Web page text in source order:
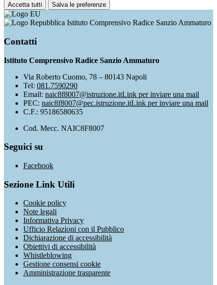
Accetta tutti Salva le preferenze
Istituto Comprensivo Radice Sanzio Ammaturo
Contatti
Istituto Comprensivo Radice Sanzio Ammaturo
Via Roberto Cuomo, 78 – 80143 Napoli
Tel: 081.7590290
Email: naic8f8007@istruzione.itLink per inviare una mail
PEC: naic8f8007@pec.istruzione.itLink per inviare una mail
C.F.: 95186580635
Cod. Mecc. NAIC8F8007
Seguici su
Facebook
Sezione Link Utili
Cookie policy
Note legali
Informativa Privacy
Ufficio Relazioni con il Pubblico
Dichiarazione di accessibilità
Obiettivi di accessibilità
Whistleblowing
Gestione consensi cookie
Amministrazione trasparente